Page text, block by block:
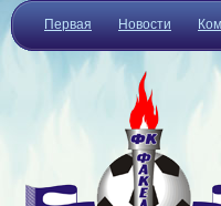
Первая Новости